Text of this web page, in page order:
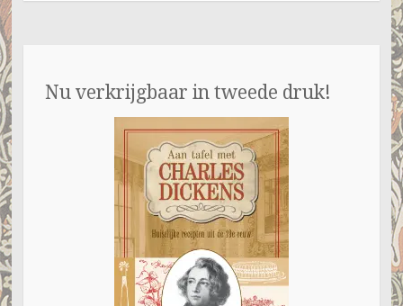
Nu verkrijgbaar in tweede druk!